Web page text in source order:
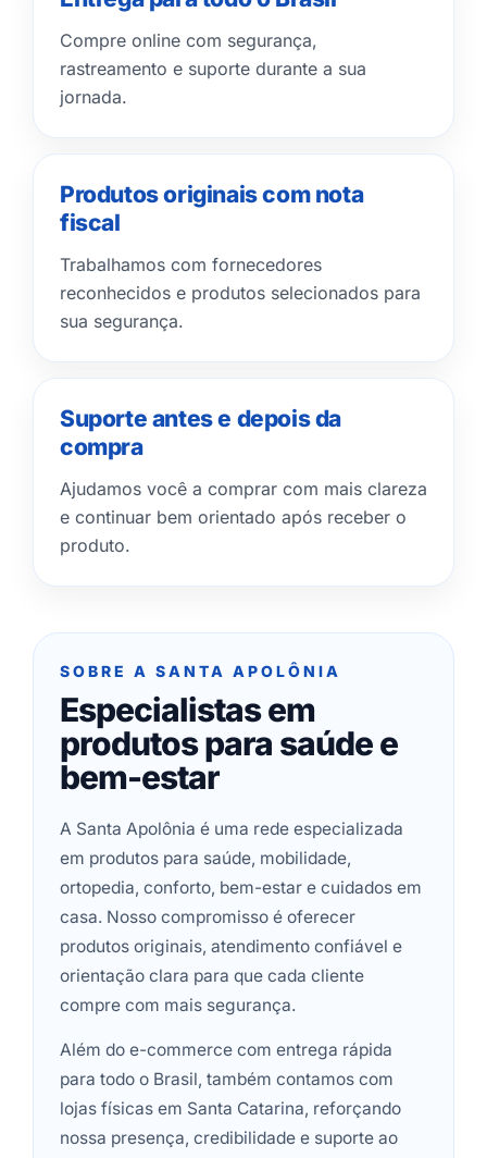
Compre online com segurança,
rastreamento e suporte durante a sua
jornada.
Produtos originais com nota
fiscal
Trabalhamos com fornecedores
reconhecidos e produtos selecionados para
sua segurança.
Suporte antes e depois da
compra
Ajudamos você a comprar com mais clareza
e continuar bem orientado após receber o
produto.
SOBRE A SANTA APOLÔNIA
Especialistas em
produtos para saúde e
bem-estar
A Santa Apolônia é uma rede especializada
em produtos para saúde, mobilidade,
ortopedia, conforto, bem-estar e cuidados em
casa. Nosso compromisso é oferecer
produtos originais, atendimento confiável e
orientação clara para que cada cliente
compre com mais segurança.
Além do e-commerce com entrega rápida
para todo o Brasil, também contamos com
lojas físicas em Santa Catarina, reforçando
nossa presença, credibilidade e suporte ao